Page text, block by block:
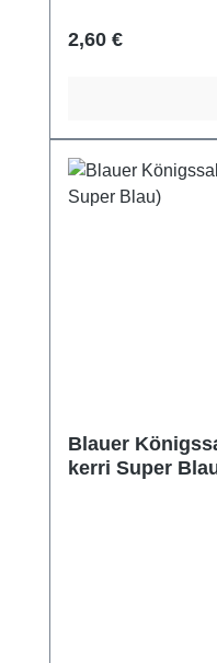
Regulärer Preis:
2,60 €
Blauer
kerri Super